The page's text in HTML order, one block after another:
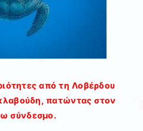
από τη Λοβέρδου
πατώντας στον
σύνδεσμο.